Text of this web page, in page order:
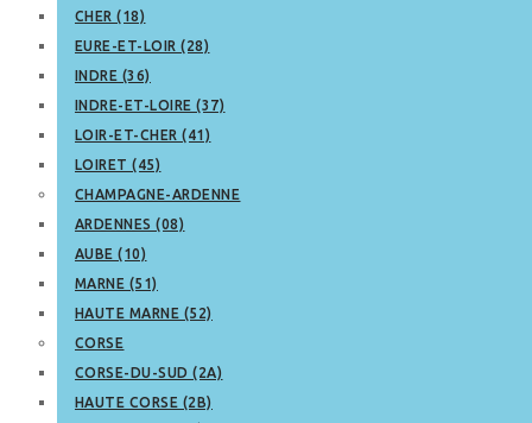
CHER (18)
EURE-ET-LOIR (28)
INDRE (36)
INDRE-ET-LOIRE (37)
LOIR-ET-CHER (41)
LOIRET (45)
CHAMPAGNE-ARDENNE
ARDENNES (08)
AUBE (10)
MARNE (51)
HAUTE MARNE (52)
CORSE
CORSE-DU-SUD (2A)
HAUTE CORSE (2B)